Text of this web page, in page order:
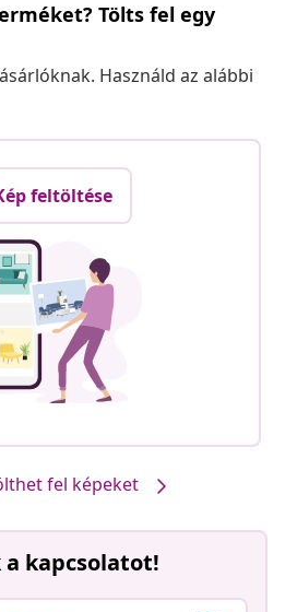
Tölts fel egy
Használd az alábbi
feltöltése
fel képeket
kapcsolatot!